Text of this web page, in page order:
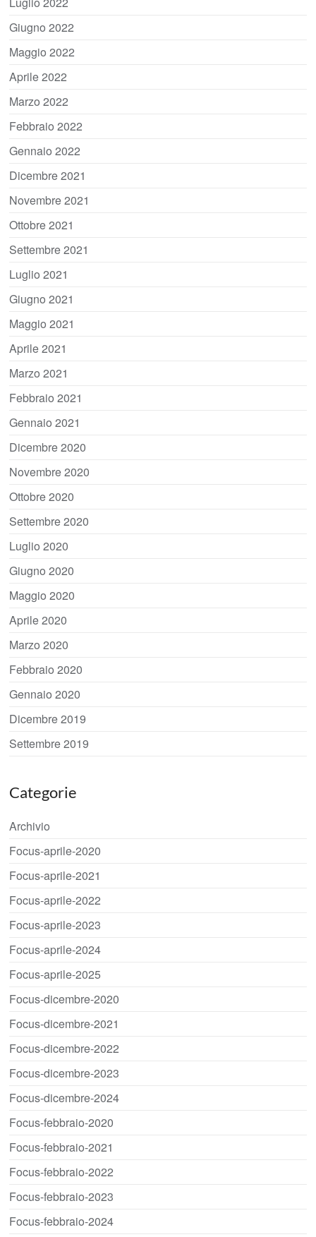
Giugno 2022
Maggio 2022
Aprile 2022
Marzo 2022
Febbraio 2022
Gennaio 2022
Dicembre 2021
Novembre 2021
Ottobre 2021
Settembre 2021
Luglio 2021
Giugno 2021
Maggio 2021
Aprile 2021
Marzo 2021
Febbraio 2021
Gennaio 2021
Dicembre 2020
Novembre 2020
Ottobre 2020
Settembre 2020
Luglio 2020
Giugno 2020
Maggio 2020
Aprile 2020
Marzo 2020
Febbraio 2020
Gennaio 2020
Dicembre 2019
Settembre 2019
Categorie
Archivio
Focus-aprile-2020
Focus-aprile-2021
Focus-aprile-2022
Focus-aprile-2023
Focus-aprile-2024
Focus-aprile-2025
Focus-dicembre-2020
Focus-dicembre-2021
Focus-dicembre-2022
Focus-dicembre-2023
Focus-dicembre-2024
Focus-febbraio-2020
Focus-febbraio-2021
Focus-febbraio-2022
Focus-febbraio-2023
Focus-febbraio-2024